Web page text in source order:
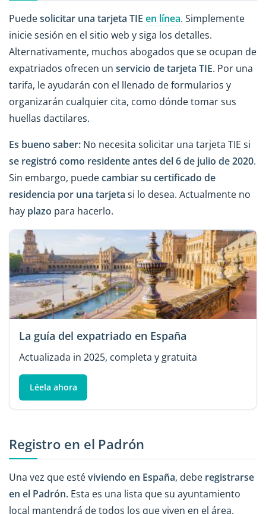
Puedesolicitar una tarjeta TIE en línea. Simplemente
inicie sesión en el sitio web y siga los detalles.
Alternativamente, muchos abogados que se ocupan de
expatriados ofrecen un servicio de tarjeta TIE. Por una
tarifa, le ayudarán con el llenado de formularios y
organizarán cualquier cita, como dónde tomar sus
huellas dactilares.
Es bueno saber: No necesita solicitar una tarjeta TIE si
se registró como residente antes del 6 de julio de 2020.
Sin embargo, puedecambiar su certificado de
residencia por una tarjeta si lo desea. Actualmente no
hay plazo para hacerlo.
La guía del expatriado en España
Actualizada in 2025, completa y gratuita
Léela ahora
Registro en el Padrón
Una vez que estéviviendo en España, debe registrarse
en el Padrón. Esta es una lista que su ayuntamiento
local mantendrá de todos los que viven en el área.